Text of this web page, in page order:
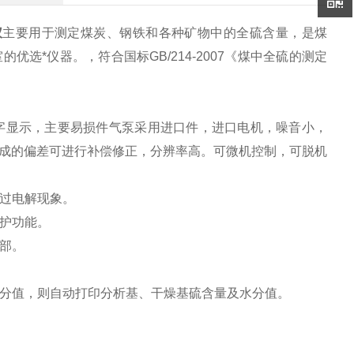
主要用于测定煤炭、钢铁和各种矿物中的全硫含量，是煤
优选*仪器。，符合国标GB/214-2007《煤中全硫的测定
示，主要易损件气泵采用进口件，进口电机，噪音小，
的偏差可进行补偿修正，分辨率高。可微机控制，可脱机
电解现象。
功能。
。
，则自动打印分析基、干燥基硫含量及水分值。